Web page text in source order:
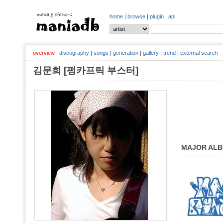
home | browse | plugin | api
overview | discography | songs | generation | gallery | trend | external search
김문희 [펑카프릭 부스터]
MAJOR